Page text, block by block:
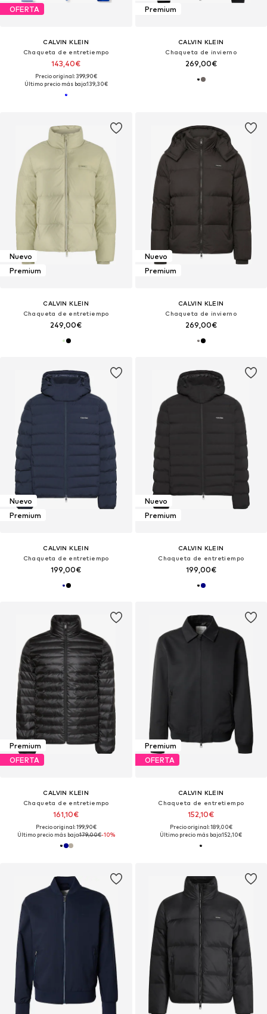
OFERTA
CALVIN KLEIN
Chaqueta de entretiempo
143,40€
Precio original: 399,90€
Último precio más bajo:139,30€
Premium
CALVIN KLEIN
Chaqueta de invierno
269,00€
Nuevo
Premium
CALVIN KLEIN
Chaqueta de entretiempo
249,00€
Nuevo
Premium
CALVIN KLEIN
Chaqueta de invierno
269,00€
Nuevo
Premium
CALVIN KLEIN
Chaqueta de entretiempo
199,00€
Nuevo
Premium
CALVIN KLEIN
Chaqueta de entretiempo
199,00€
Premium
OFERTA
CALVIN KLEIN
Chaqueta de entretiempo
161,10€
Precio original: 199,90€
Último precio más bajo:179,00€-10%
Premium
OFERTA
CALVIN KLEIN
Chaqueta de entretiempo
152,10€
Precio original: 189,00€
Último precio más bajo:152,10€